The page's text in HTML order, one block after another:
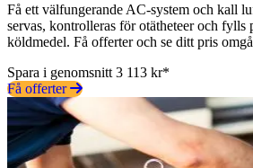
Få ett välfungerande AC-system och kall
servas, kontrolleras för otätheteer och fylls
köldmedel. Få offerter och se ditt pris
Spara i genomsnitt 3 113 kr*
Få offerter